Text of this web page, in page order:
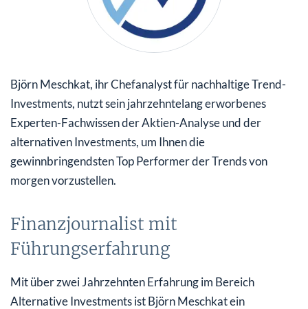
Björn Meschkat, ihr Chefanalyst für nachhaltige Trend-
Investments, nutzt sein jahrzehntelang erworbenes
Experten-Fachwissen der Aktien-Analyse und der
alternativen Investments, um Ihnen die
gewinnbringendsten Top Performer der Trends von
morgen vorzustellen.
Finanzjournalist mit
Führungserfahrung
Mit über zwei Jahrzehnten Erfahrung im Bereich
Alternative Investments ist Björn Meschkat ein